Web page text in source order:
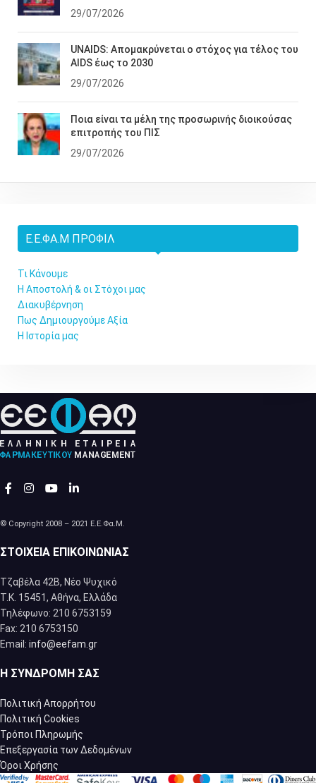
29/07/2026
UNAIDS: Απομακρύνεται ο στόχος για τέλος του
AIDS έως το 2030
29/07/2026
Ποια είναι τα μέλη της προσωρινής διοικούσας
επιτροπής του ΠΙΣ
29/07/2026
Ε.Ε.ΦΑ.Μ ΠΡΟΦΊΛ
Τι Κάνουμε
Η Αποστολή & οι Στόχοι μας
Διακυβέρνηση
Πως Δημιουργούμε Αξία
Η Ιστορία μας
© Copyright 2008 – 2021 Ε.Ε.Φα.Μ.
ΣΤΟΙΧΕΊΑ ΕΠΙΚΟΙΝΩΝΊΑΣ
Τζαβέλα 42Β, Νέο Ψυχικό
Τ.Κ. 15451, Αθήνα, Eλλάδα
Τηλέφωνο: 210 6753159
Fax: 210 6753150
Email: info@eefam.gr
Η ΣΥΝΔΡΟΜΉ ΣΑΣ
Πολιτική Απορρήτου
Πολιτική Cookies
Τρόποι Πληρωμής
Επεξεργασία των Δεδομένων
Όροι Χρήσης